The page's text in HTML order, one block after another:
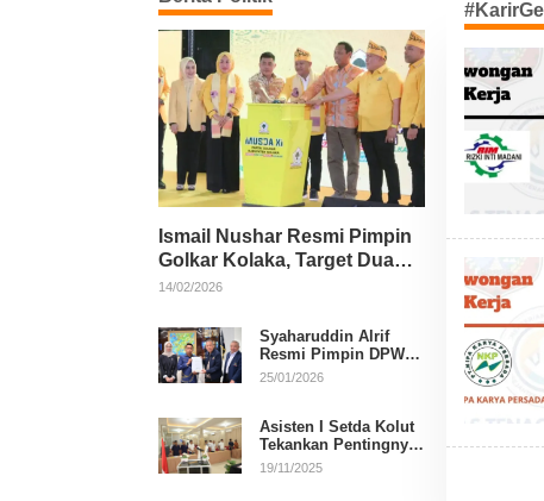
Ismail Nushar Resmi Pimpin
Golkar Kolaka, Target Dua
Kursi per Dapil
14/02/2026
Syaharuddin Alrif
Resmi Pimpin DPW
NasDem Sulsel
25/01/2026
Asisten I Setda Kolut
Tekankan Pentingnya
Pendidikan Politik
19/11/2025